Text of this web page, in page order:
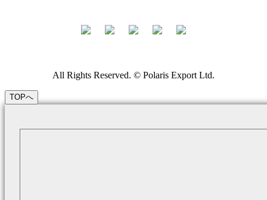
All Rights Reserved. © Polaris Export Ltd.
TOPへ